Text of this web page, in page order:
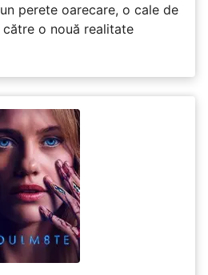
perete oarecare, o cale de
o nouă realitate